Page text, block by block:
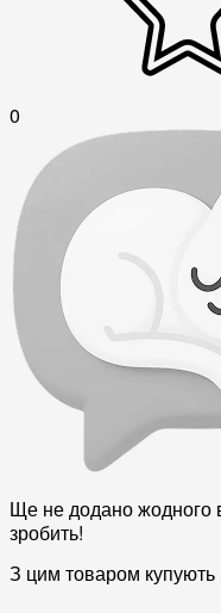
0
Ще не додано жодного
зробить!
З цим товаром купують